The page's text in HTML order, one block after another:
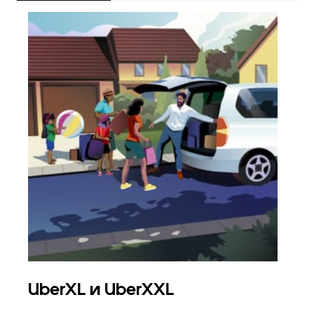
UberXL и UberXXL